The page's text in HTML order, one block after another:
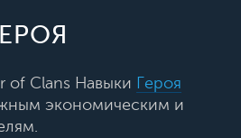
of Clans Навыки Героя
экономическим и